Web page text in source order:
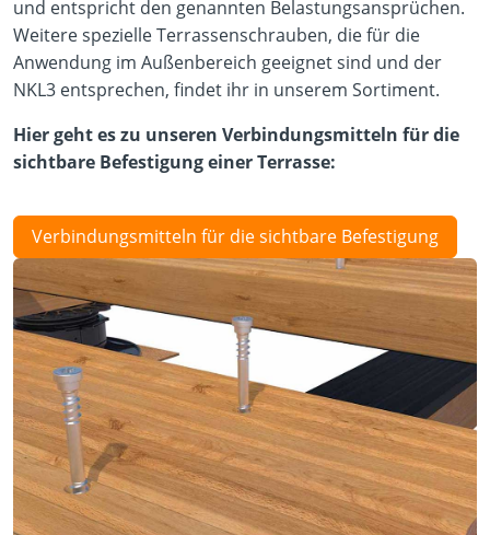
und entspricht den genannten Belastungsansprüchen.
Weitere spezielle Terrassenschrauben, die für die
Anwendung im Außenbereich geeignet sind und der
NKL3 entsprechen, findet ihr in unserem Sortiment.
Hier geht es zu unseren Verbindungsmitteln für die
sichtbare Befestigung einer Terrasse:
Verbindungsmitteln für die sichtbare Befestigung